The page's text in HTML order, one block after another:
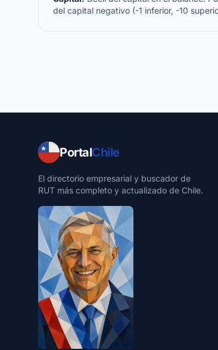
del capital negativo (-1 inferior, -10
PortalChile
El directorio empresarial y buscador de
RUT más completo y actualizado de Chile.